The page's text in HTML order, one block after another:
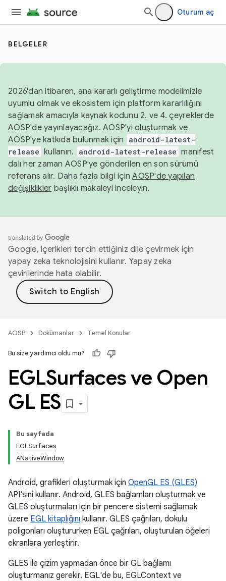
Oturum aç
BELGELER
2026'dan itibaren, ana kararlı geliştirme modelimizle
uyumlu olmak ve ekosistem için platform kararlılığını
sağlamak amacıyla kaynak kodunu 2. ve 4. çeyreklerde
AOSP'de yayınlayacağız. AOSP'yi oluşturmak ve
AOSP'ye katkıda bulunmak için
android-latest-
release kullanın. android-latest-release manifest
dalı her zaman AOSP'ye gönderilen en son sürümü
referans alır. Daha fazla bilgi içinAOSP'de yapılan
değişiklikler başlıklı makaleyi inceleyin.
Google, içerikleri tercih ettiğiniz dile çevirmek için
yapay zeka teknolojisini kullanır. Yapay zeka
çevirilerinde hata olabilir.
AOSP Dokümanlar Temel Konular
Bu size yardımcı oldu mu?
EGLSurfaces ve Open
GL ES
Bu sayfada
EGLSurfaces
ANativeWindow
Android, grafikleri oluşturmak için OpenGL ES (GLES)
API'sini kullanır. Android, GLES bağlamları oluşturmak ve
GLES oluşturmaları için bir pencere sistemi sağlamak
üzere EGL kitaplığını kullanır. GLES çağrıları, dokulu
poligonları oluştururken EGL çağrıları, oluşturulan öğeleri
ekranlara yerleştirir.
GLES ile çizim yapmadan önce bir GL bağlamı
oluşturmanız gerekir. EGL'de bu, EGLContext ve